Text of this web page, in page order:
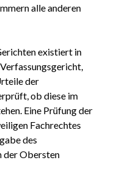
alle anderen
existiert in
der
ob diese im
Eine Prüfung der
Fachrechtes
des
der Obersten